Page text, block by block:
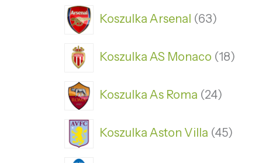
Koszulka Arsenal 63
Koszulka AS Monaco 18
Koszulka As Roma 24
Koszulka Aston Villa 45